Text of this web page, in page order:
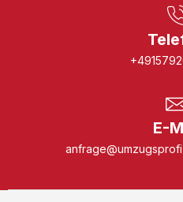
E-